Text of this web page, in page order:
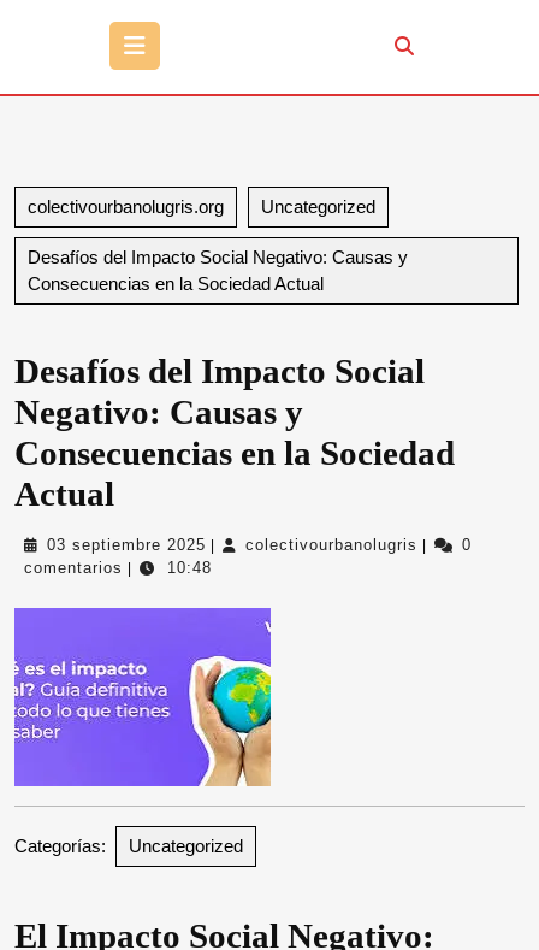
Botón
colectivourbanolugris.org Uncategorized
Desafíos del Impacto Social Negativo: Causas y
Consecuencias en la Sociedad Actual
Desafíos del Impacto Social
Negativo: Causas y
Consecuencias en la Sociedad
Actual
03 septiembre 2025 03
septiembre
colectivourbanolugris
0
comentarios
10:48
Categorías: Uncategorized
El Impacto Social Negativo: